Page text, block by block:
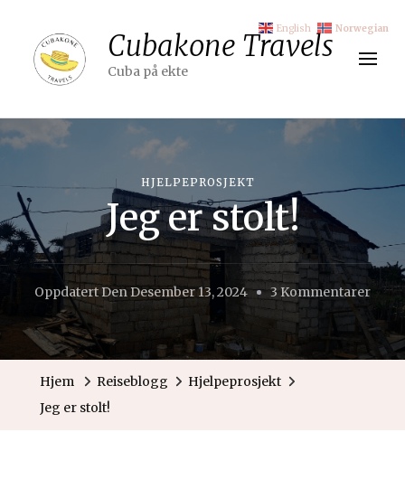
Cubakone Travels
Cuba på ekte
HJELPEPROSJEKT
Jeg er stolt!
Oppdatert DenDesember 13, 2024 3 KommentarerTil
Jeg
Hjem Reiseblogg
Hjelpeprosjekt
Jeg er stolt!
English Norwegian